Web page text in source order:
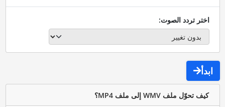
اختر تردد الصوت:
ابدأ
كيف تحوّل ملف WMV إلى ملف MP4؟